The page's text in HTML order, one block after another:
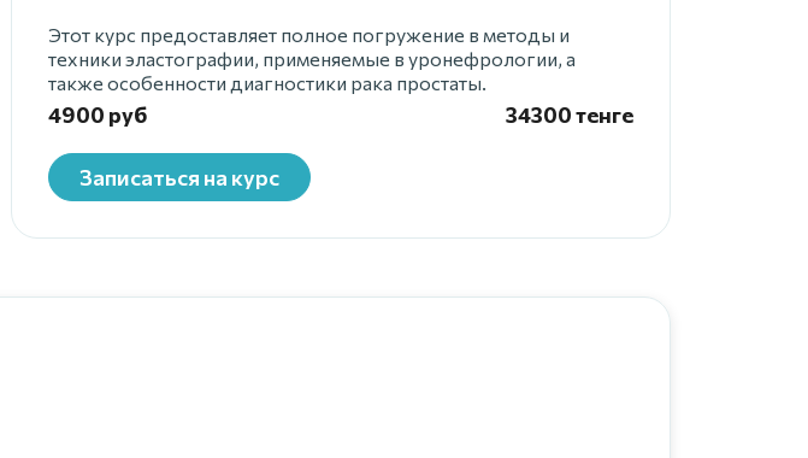
Этот курс предоставляет полное погружение в методы и
техники эластографии, применяемые в уронефрологии, а
также особенности диагностики рака простаты.
4900 руб 34300 тенге
Записаться на курс